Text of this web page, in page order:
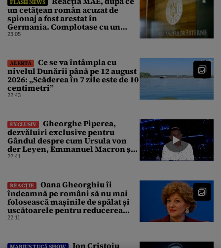
FLASH NEWS
un cetăţean român acuzat de
spionaj a fost arestat în
Germania. Complotase cu un
ucrainean ca să asasineze un
23:05
ALERTĂ
Ce se va întâmpla cu
nivelul Dunării până pe 12 august
2026: „Scăderea în 7 zile este de 10
centimetri”
22:43
EXCLUSIV
Gheorghe Piperea,
dezvăluiri exclusive pentru
Gândul despre cum Ursula von
der Leyen, Emmanuel Macron și
Zelenski plănuiesc pe Signal să îl
22:41
REACȚIE
Oana Gheorghiu îi
îndeamnă pe români să nu mai
folosească mașinile de spălat și
uscătoarele pentru reducerea
consumului de energie
22:11
Ion Cristoiu